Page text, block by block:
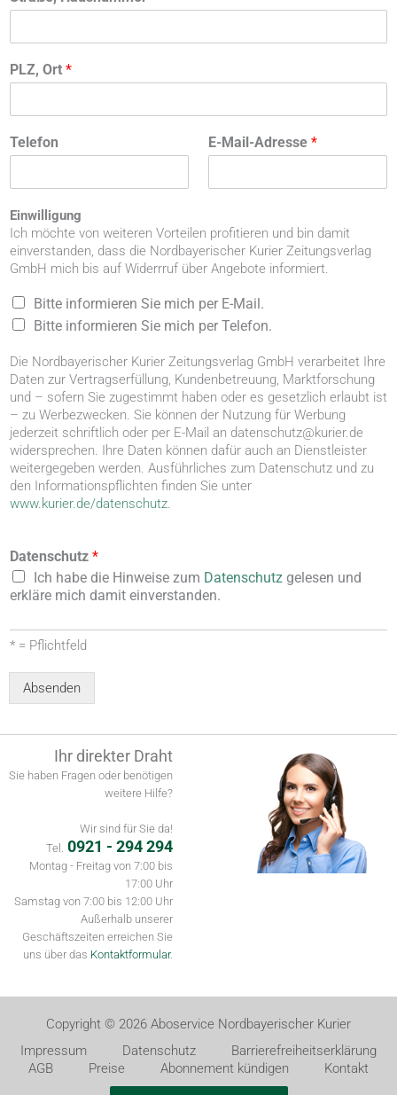
PLZ, Ort *
Telefon E-Mail-Adresse *
Einwilligung
Ich möchte von weiteren Vorteilen profitieren und bin damit
einverstanden, dass die Nordbayerischer Kurier Zeitungsverlag
GmbH mich bis auf Widerrruf über Angebote informiert.
W
e
b
e
e
n
w
i
l
l
u
n
g
Bitte informieren Sie mich per E-Mail.
Bitte informieren Sie mich per Telefon.
Die Nordbayerischer Kurier Zeitungsverlag GmbH verarbeitet Ihre
Daten zur Vertragserfüllung, Kundenbetreuung, Marktforschung
und – sofern Sie zugestimmt haben oder es gesetzlich erlaubt ist
– zu Werbezwecken. Sie können der Nutzung für Werbung
jederzeit schriftlich oder per E-Mail an datenschutz@kurier.de
widersprechen. Ihre Daten können dafür auch an Dienstleister
weitergegeben werden. Ausführliches zum Datenschutz und zu
den Informationspflichten finden Sie unter
www.kurier.de/datenschutz.
Datenschutz *
Ich habe die Hinweise zum Datenschutz gelesen und
erkläre mich damit einverstanden.
* = Pflichtfeld
Absenden
Ihr direkter Draht
Sie haben Fragen oder benötigen
weitere Hilfe?
Wir sind für Sie da!
Tel.
0921 - 294 294
Montag - Freitag von 7:00 bis
17:00 Uhr
Samstag von 7:00 bis 12:00 Uhr
Außerhalb unserer
Geschäftszeiten erreichen Sie
uns über das Kontaktformular.
Copyright © 2026 Aboservice Nordbayerischer Kurier
Impressum
Datenschutz
Barrierefreiheitserklärung
AGB
Preise Abonnement kündigen Kontakt